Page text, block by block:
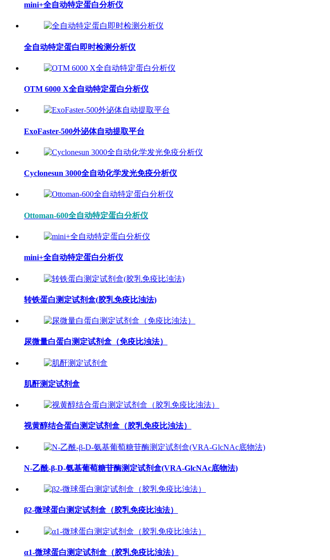
mini+全自动特定蛋白分析仪
全自动特定蛋白即时检测分析仪
OTM 6000 X全自动特定蛋白分析仪
ExoFaster-500外泌体自动提取平台
Cyclonesun 3000全自动化学发光免疫分析仪
Ottoman-600全自动特定蛋白分析仪
mini+全自动特定蛋白分析仪
转铁蛋白测定试剂盒(胶乳免疫比浊法)
尿微量白蛋白测定试剂盒（免疫比浊法）
肌酐测定试剂盒
视黄醇结合蛋白测定试剂盒（胶乳免疫比浊法）
N-乙酰-β-D-氨基葡萄糖苷酶测定试剂盒(VRA-GlcNAc底物法)
β2-微球蛋白测定试剂盒（胶乳免疫比浊法）
α1-微球蛋白测定试剂盒（胶乳免疫比浊法）